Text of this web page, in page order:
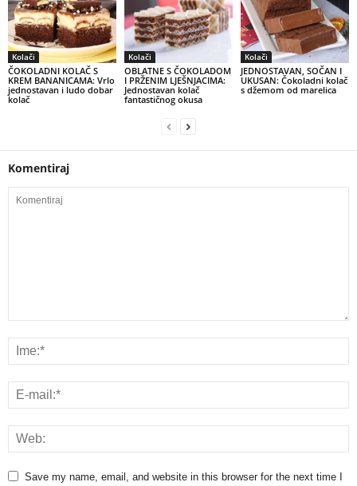
Kolači
ČOKOLADNI KOLAČ S
KREM BANANICAMA: Vrlo
jednostavan i ludo dobar
kolač
Kolači
OBLATNE S ČOKOLADOM
I PRŽENIM LJEŠNJACIMA:
Jednostavan kolač
fantastičnog okusa
Kolači
JEDNOSTAVAN, SOČAN I
UKUSAN: Čokoladni kolač
s džemom od marelica
Komentiraj
Save my name, email, and website in this browser for the next time I